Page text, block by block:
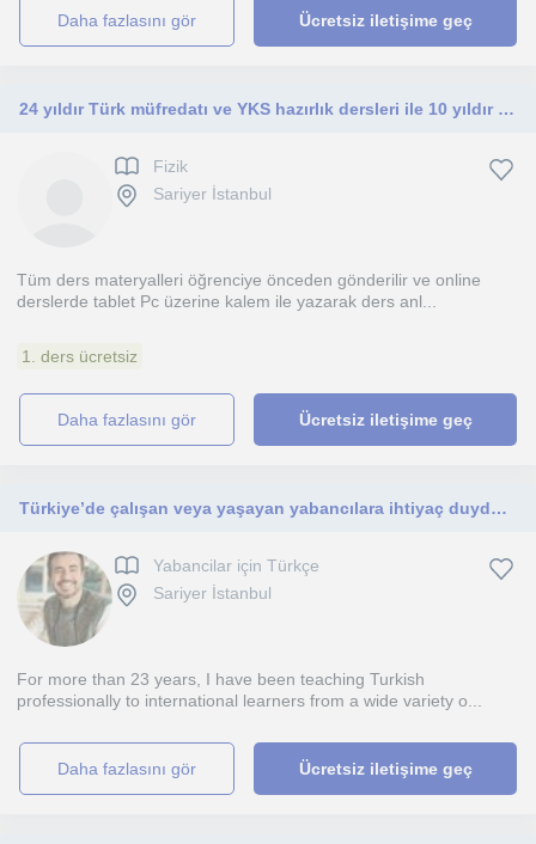
daha fazlasını gör Ücretsiz iletişime geç
24 yıldır Türk müfredatı ve YKS hazırlık dersleri ile 10 yıldır IB Fizik HL ve SL ve AP fizik İngilizce olarak anlatmaktayım
Fizik
Sariyer İstanbul
Tüm ders materyalleri öğrenciye önceden gönderilir ve online
derslerde tablet Pc üzerine kalem ile yazarak ders anl...
1. ders ücretsiz
daha fazlasını gör Ücretsiz iletişime geç
Türkiye’de çalışan veya yaşayan yabancılara ihtiyaç duydukları kadar Türkçe öğretiyorum.
Yabancilar için Türkçe
Sariyer İstanbul
For more than 23 years, I have been teaching Turkish
professionally to international learners from a wide variety o...
daha fazlasını gör Ücretsiz iletişime geç